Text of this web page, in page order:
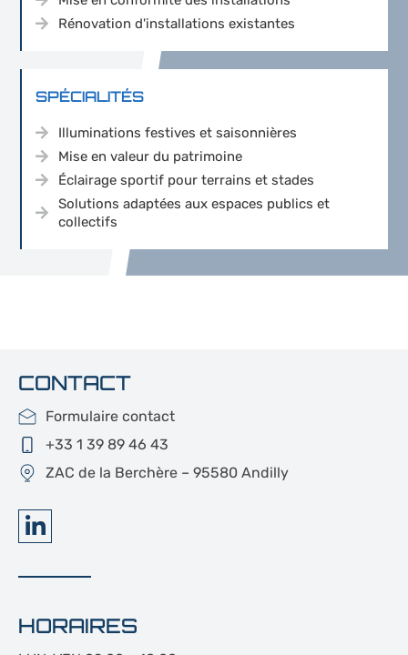
Rénovation d'installations existantes
SPÉCIALITÉS
Illuminations festives et saisonnières
Mise en valeur du patrimoine
Éclairage sportif pour terrains et stades
Solutions adaptées aux espaces publics et
collectifs
HORAIRES
CONTACT
Formulaire contact
+33 1 39 89 46 43
ZAC de la Berchère – 95580 Andilly